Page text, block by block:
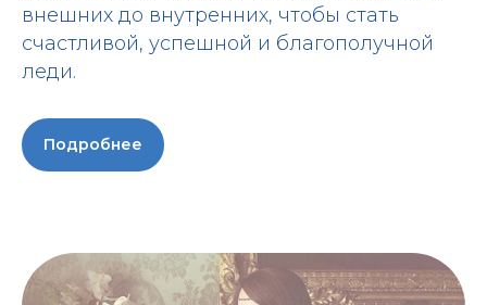
внешних до внутренних, чтобы стать
счастливой, успешной и благополучной
леди.
Подробнее